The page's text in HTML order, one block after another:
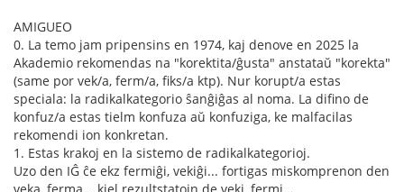
AMIGUEO
0. La temo jam pripensins en 1974, kaj denove en 2025 la
Akademio rekomendas na "korektita/ĝusta" anstataŭ "korekta"
(same por vek/a, ferm/a, fiks/a ktp). Nur korupt/a estas
speciala: la radikalkategorio ŝanĝiĝas al noma. La difino de
konfuz/a estas tielm konfuza aŭ konfuziga, ke malfacilas
rekomendi ion konkretan.
1. Estas krakoj en la sistemo de radikalkategorioj.
Uzo den IĜ ĉe ekz fermiĝi, vekiĝi... fortigas miskomprenon den